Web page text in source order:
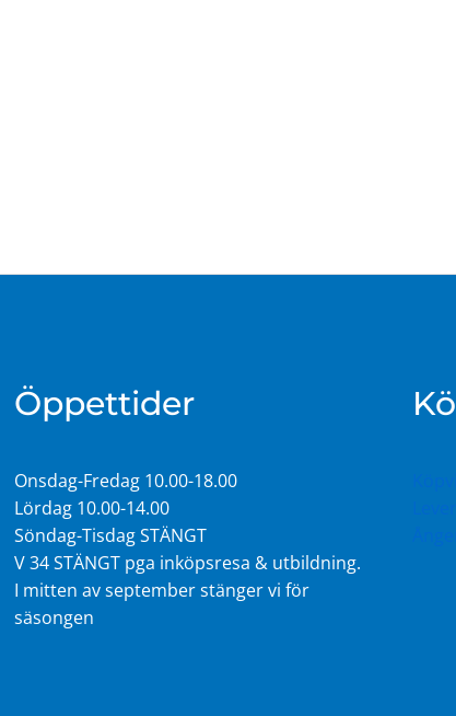
Öppettider
Onsdag-Fredag 10.00-18.00
Lördag 10.00-14.00
Söndag-Tisdag STÄNGT
V 34 STÄNGT pga inköpsresa & utbildning.
I mitten av september stänger vi för
säsongen